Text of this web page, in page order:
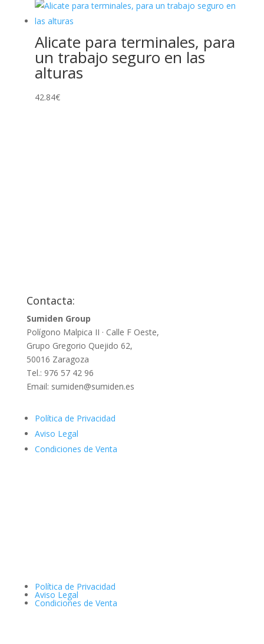
Alicate para terminales, para
un trabajo seguro en las
alturas
42.84€
Contacta:
Sumiden Group
Polígono Malpica II · Calle F Oeste,
Grupo Gregorio Quejido 62,
50016 Zaragoza
Tel.: 976 57 42 96
Email: sumiden@sumiden.es
Política de Privacidad
Aviso Legal
Condiciones de Venta
Política de Privacidad
Aviso Legal
Condiciones de Venta